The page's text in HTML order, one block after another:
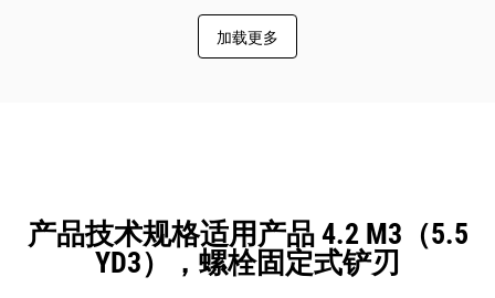
加载更多
产品技术规格适用产品 4.2 M3（5.5
YD3），螺栓固定式铲刃